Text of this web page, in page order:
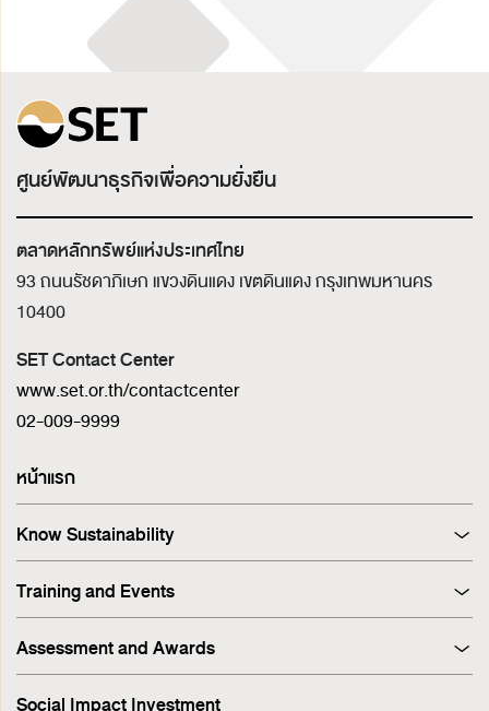
ศูนย์พัฒนาธุรกิจเพื่อความยั่งยืน
ตลาดหลักทรัพย์แห่งประเทศไทย
93 ถนนรัชดาภิเษก แขวงดินแดง เขตดินแดงกรุงเทพมหานคร
10400
SET Contact Center
www.set.or.th/contactcenter
02-009-9999
หน้าแรก
Know Sustainability
Sustainability at A Glance
Principles and Guidelines
Corporate Governance
Sustainability Management Process
Stakeholder Engagement & Materiality Analysis
Training and Events
Training
Events
Assessment and Awards
Corporate Governance Report (CGR)
SET ESG Ratings
Social Impact Investment